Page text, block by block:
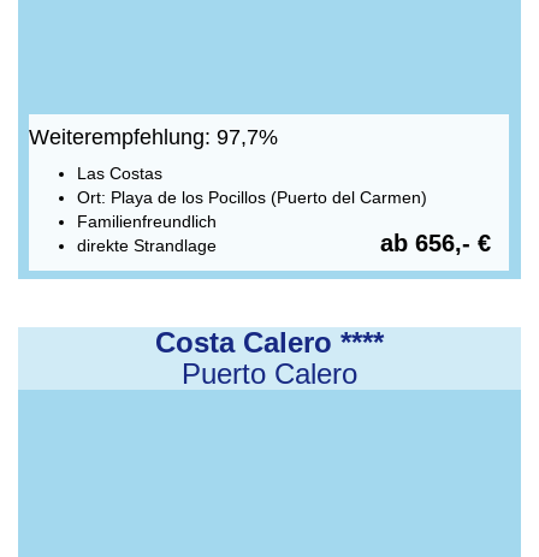
Weiterempfehlung: 97,7%
Las Costas
Ort: Playa de los Pocillos (Puerto del Carmen)
Familienfreundlich
direkte Strandlage
ab 656,- €
Costa Calero ****
Puerto Calero